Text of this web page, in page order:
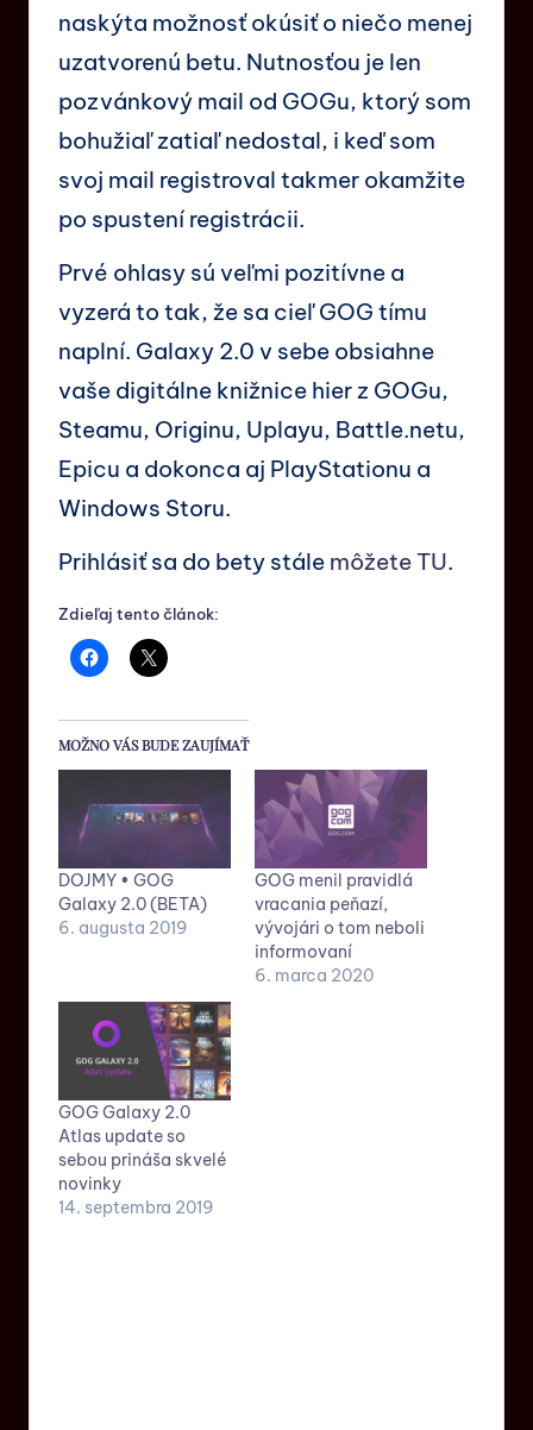
naskýta možnosť okúsiť o niečo menej
uzatvorenú betu. Nutnosťou je len
pozvánkový mail od GOGu, ktorý som
bohužiaľ zatiaľ nedostal, i keď som
svoj mail registroval takmer okamžite
po spustení registrácii.
Prvé ohlasy sú veľmi pozitívne a
vyzerá to tak, že sa cieľ GOG tímu
naplní. Galaxy 2.0 v sebe obsiahne
vaše digitálne knižnice hier z GOGu,
Steamu, Originu, Uplayu, Battle.netu,
Epicu a dokonca aj PlayStationu a
Windows Storu.
Prihlásiť sa do bety stále môžete TU.
Zdieľaj tento článok:
MOŽNO VÁS BUDE ZAUJÍMAŤ
DOJMY • GOG
Galaxy 2.0 (BETA)
6. augusta 2019
GOG menil pravidlá
vracania peňazí,
vývojári o tom neboli
informovaní
6. marca 2020
GOG Galaxy 2.0
Atlas update so
sebou prináša skvelé
novinky
14. septembra 2019